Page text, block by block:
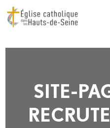
SITE-